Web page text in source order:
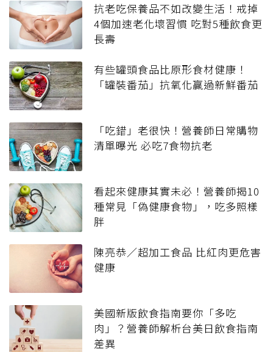
抗老吃保養品不如改變生活！戒掉
4個加速老化壞習慣 吃對5種飲食更
長壽
有些罐頭食品比原形食材健康！
「罐裝番茄」抗氧化贏過新鮮番茄
「吃錯」老很快！營養師日常購物
清單曝光 必吃7食物抗老
看起來健康其實未必！營養師揭10
種常見「偽健康食物」，吃多照樣
胖
陳亮恭／超加工食品 比紅肉更危害
健康
美國新版飲食指南要你「多吃
肉」？營養師解析台美日飲食指南
差異